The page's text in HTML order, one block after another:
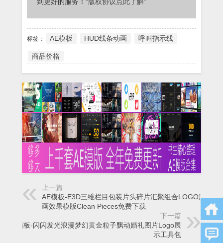
标签： AE模板 HUD线条动画 呼叫指示线
商品价格
上一篇
AE模板-E3D三维栏目包装片头碎片汇聚组合LOGO演绎动
画效果模版Clean Pieces免费下载
下一篇
AE模板-闪闪发光浪漫梦幻黄金粒子飘动婚礼图片Logo展
示工具包